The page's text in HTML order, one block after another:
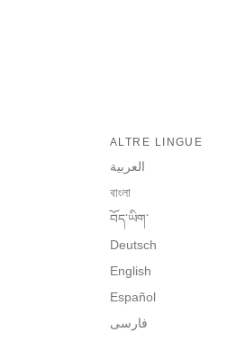
ALTRE LINGUE
العربية
বাংলা
བོད་ཡིག་
Deutsch
English
Español
فارسی